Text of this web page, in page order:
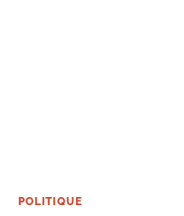
POLITIQUE